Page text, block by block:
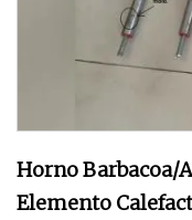
Horno Barbacoa/
Elemento